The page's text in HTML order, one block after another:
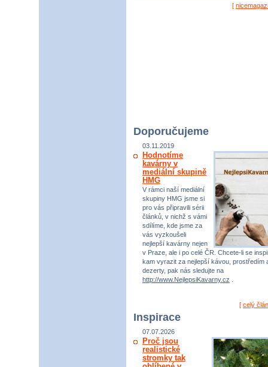
[
Doporučujeme
03.11.2019
Hodnotíme
kavárny v
mediální skupině
HMG
V rámci naší mediální
skupiny HMG jsme si
pro vás připravili sérii
článků, v nichž s vámi
sdílíme, kde jsme za
vás vyzkoušeli
nejlepší kavárny nejen
v Praze, ale i po celé ČR. Chcete-li se
kam vyrazit za nejlepší kávou, prostředím
dezerty, pak nás sledujte na
http://www.NejlepsiKavarny.cz
[ celý
Inspirace
07.07.2026
Proč jsou
realistické
stromky tak